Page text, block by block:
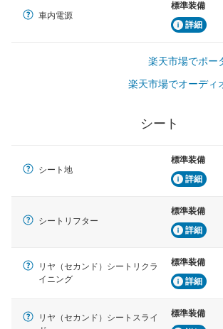
車内電源
標準装備
詳細
楽天市場でポー
楽天市場でオーディ
シート
シート地
標準装備
詳細
シートリフター
標準装備
詳細
リヤ（セカンド）シートリクラ
イニング
標準装備
詳細
リヤ（セカンド）シートスライ
標準装備